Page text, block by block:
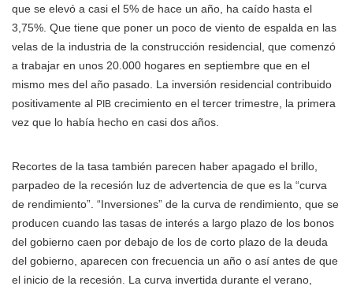
que se elevó a casi el 5% de hace un año, ha caído hasta el
3,75%. Que tiene que poner un poco de viento de espalda en las
velas de la industria de la construcción residencial, que comenzó
a trabajar en unos 20.000 hogares en septiembre que en el
mismo mes del año pasado. La inversión residencial contribuido
positivamente al PIB crecimiento en el tercer trimestre, la primera
vez que lo había hecho en casi dos años.
Recortes de la tasa también parecen haber apagado el brillo,
parpadeo de la recesión luz de advertencia de que es la “curva
de rendimiento”. “Inversiones” de la curva de rendimiento, que se
producen cuando las tasas de interés a largo plazo de los bonos
del gobierno caen por debajo de los de corto plazo de la deuda
del gobierno, aparecen con frecuencia un año o así antes de que
el inicio de la recesión. La curva invertida durante el verano,